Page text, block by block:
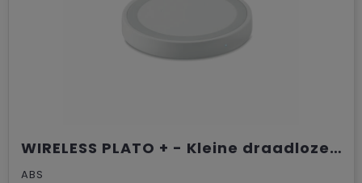
WIRELESS PLATO + - Kleine draadloze oplader
ABS